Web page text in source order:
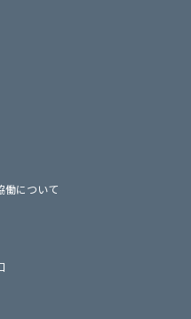
働について